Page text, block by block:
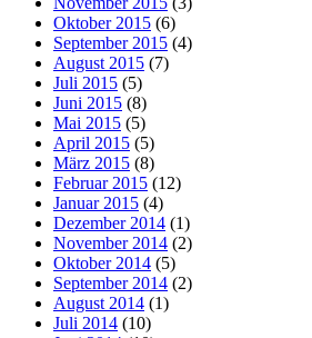
Oktober 2015 (6)
September 2015 (4)
August 2015 (7)
Juli 2015 (5)
Juni 2015 (8)
Mai 2015 (5)
April 2015 (5)
März 2015 (8)
Februar 2015 (12)
Januar 2015 (4)
Dezember 2014 (1)
November 2014 (2)
Oktober 2014 (5)
September 2014 (2)
August 2014 (1)
Juli 2014 (10)